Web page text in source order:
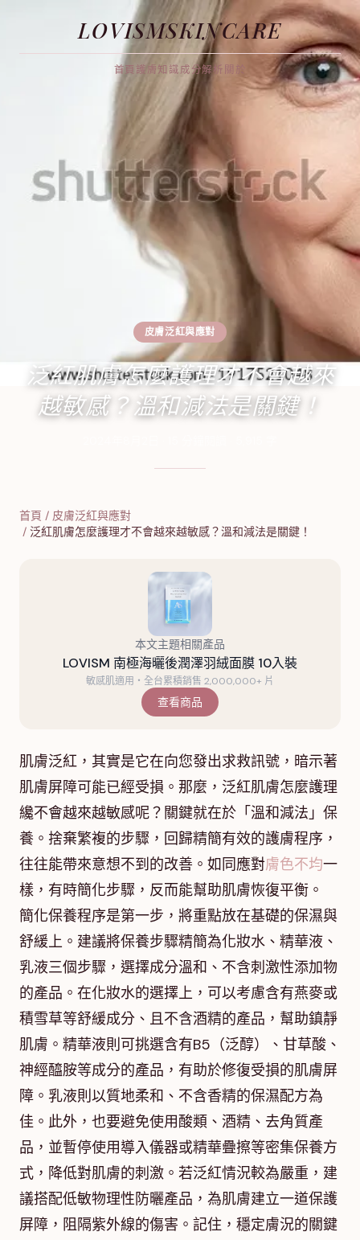
LOVISMSKINCARE
首頁 護膚知識成分解析 關於
皮膚泛紅與應對
泛紅肌膚怎麼護理才不會越來
越敏感？溫和減法是關鍵！
首頁 / 皮膚泛紅與應對
/ 泛紅肌膚怎麼護理才不會越來越敏感？溫和減法是關鍵！
本文主題相關產品
LOVISM 南極海曬後潤澤羽絨面膜 10入裝
敏感肌適用・全台累積銷售 2,000,000+ 片
查看商品
肌膚泛紅，其實是它在向您發出求救訊號，暗示著
肌膚屏障可能已經受損。那麼，泛紅肌膚怎麼護理
纔不會越來越敏感呢？關鍵就在於「溫和減法」保
養。捨棄繁複的步驟，回歸精簡有效的護膚程序，
往往能帶來意想不到的改善。如同應對膚色不均一
樣，有時簡化步驟，反而能幫助肌膚恢復平衡。
簡化保養程序是第一步，將重點放在基礎的保濕與
舒緩上。建議將保養步驟精簡為化妝水、精華液、
乳液三個步驟，選擇成分溫和、不含刺激性添加物
的產品。在化妝水的選擇上，可以考慮含有燕麥或
積雪草等舒緩成分、且不含酒精的產品，幫助鎮靜
肌膚。精華液則可挑選含有B5（泛醇）、甘草酸、
神經醯胺等成分的產品，有助於修復受損的肌膚屏
障。乳液則以質地柔和、不含香精的保濕配方為
佳。此外，也要避免使用酸類、酒精、去角質產
品，並暫停使用導入儀器或精華疊擦等密集保養方
式，降低對肌膚的刺激。若泛紅情況較為嚴重，建
議搭配低敏物理性防曬產品，為肌膚建立一道保護
屏障，阻隔紫外線的傷害。記住，穩定膚況的關鍵